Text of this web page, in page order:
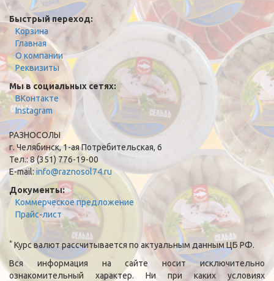
Быстрый переход:
Корзина
Главная
О компании
Реквизиты
Мы в социальных сетях:
ВКонтакте
Instagram
РАЗНОСОЛЫ
г. Челябинск, 1-ая Потребительская, 6
Тел.: 8 (351) 776-19-00
E-mail: info@raznosol74.ru
Документы:
Коммерческое предложение
Прайс-лист
* Курс валют рассчитывается по актуальным данным ЦБ РФ.
Вся информация на сайте носит исключительно
ознакомительный характер. Ни при каких условиях